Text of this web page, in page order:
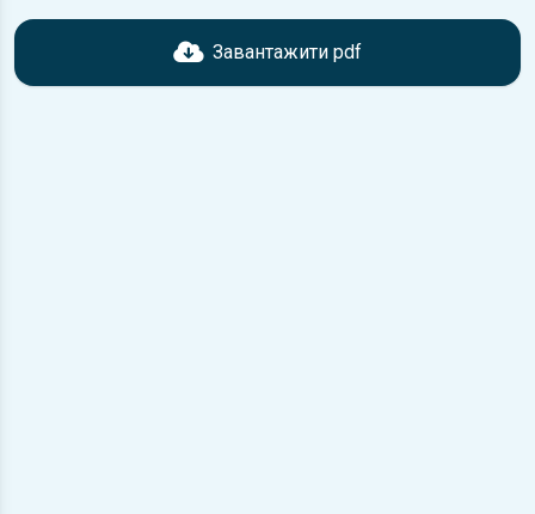
Перед завантаженням ознайомтесь з характеристиками
Dodge Intrepid, що надані в книзі. Можливі розбіжності,
Завантажити pdf